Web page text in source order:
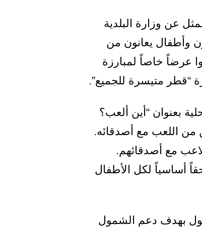
عن وزارة البلدية
وأطفال يعانون من
عرضاً خاصاً لمبارزة
“قطر متيسرة للجميع”.
بعنوان “أين ألعب؟
اللعب مع أصدقائه.
مع أصدقائهم.
أساسياً لكل الأطفال
بهدف دعم الشمول